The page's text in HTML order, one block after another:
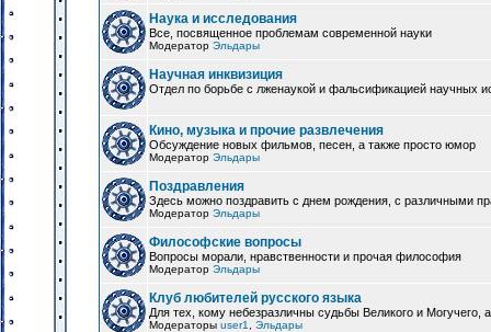
Наука и исследования
Все, посвященное проблемам современной науки
Модератор Эльдары
Научная инквизиция
Отдел по борьбе с лженаукой и фальсификацией научных
Кино, музыка и прочие развлечения
Обсуждение новых фильмов, песен, а также просто юмор
Модератор Эльдары
Поздравления
Здесь можно поздравить с днем рождения, с различными
Модератор Эльдары
Философские вопросы
Вопросы морали, нравственности и прочая философия
Модератор Эльдары
Клуб любителей русского языка
Для тех, кому небезразличны судьбы Великого и Могучего,
Модераторы user1 Эльдары